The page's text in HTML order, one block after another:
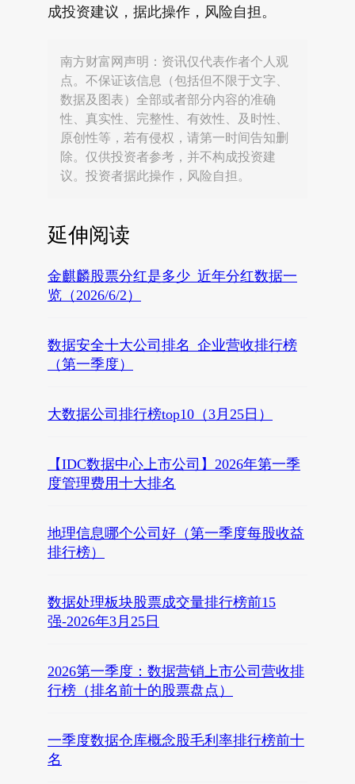
成投资建议，据此操作，风险自担。
南方财富网声明：资讯仅代表作者个人观
点。不保证该信息（包括但不限于文字、
数据及图表）全部或者部分内容的准确
性、真实性、完整性、有效性、及时性、
原创性等，若有侵权，请第一时间告知删
除。仅供投资者参考，并不构成投资建
议。投资者据此操作，风险自担。
延伸阅读
金麒麟股票分红是多少_近年分红数据一
览（2026/6/2）
数据安全十大公司排名_企业营收排行榜
（第一季度）
大数据公司排行榜top10（3月25日）
【IDC数据中心上市公司】2026年第一季
度管理费用十大排名
地理信息哪个公司好（第一季度每股收益
排行榜）
数据处理板块股票成交量排行榜前15
强-2026年3月25日
2026第一季度：数据营销上市公司营收排
行榜（排名前十的股票盘点）
一季度数据仓库概念股毛利率排行榜前十
名